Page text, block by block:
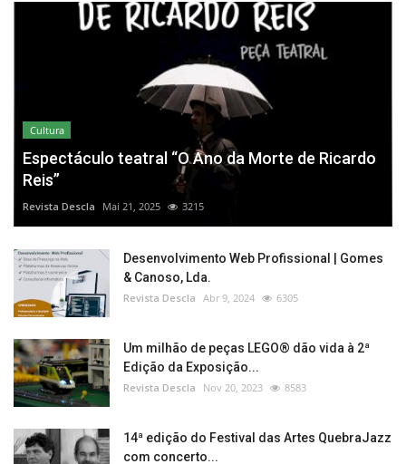
Cultura
Espectáculo teatral “O Ano da Morte de Ricardo
Reis”
Revista Descla Mai 21, 2025 3215
Desenvolvimento Web Profissional | Gomes
& Canoso, Lda.
Revista Descla Abr 9, 2024 6305
Um milhão de peças LEGO® dão vida à 2ª
Edição da Exposição...
Revista Descla Nov 20, 2023 8583
14ª edição do Festival das Artes QuebraJazz
com concerto...